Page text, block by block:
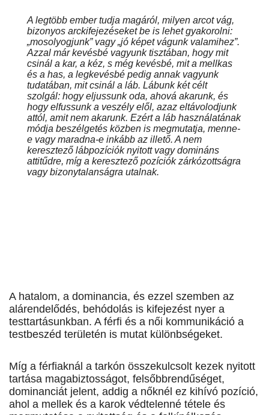
A legtöbb ember tudja magáról, milyen arcot vág,
bizonyos arckifejezéseket be is lehet gyakorolni:
„mosolyogjunk” vagy „jó képet vágunk valamihez”.
Azzal már kevésbé vagyunk tisztában, hogy mit
csinál a kar, a kéz, s még kevésbé, mit a mellkas
és a has, a legkevésbé pedig annak vagyunk
tudatában, mit csinál a láb. Lábunk két célt
szolgál: hogy eljussunk oda, ahová akarunk, és
hogy elfussunk a veszély elől, azaz eltávolodjunk
attól, amit nem akarunk. Ezért a láb használatának
módja beszélgetés közben is megmutatja, menne-
e vagy maradna-e inkább az illető. A nem
keresztező lábpozíciók nyitott vagy domináns
attitűdre, míg a keresztező pozíciók zárkózottságra
vagy bizonytalanságra utalnak.
A hatalom, a dominancia, és ezzel szemben az
alárendelődés, behódolás is kifejezést nyer a
testtartásunkban. A férfi és a női kommunikáció a
testbeszéd területén is mutat különbségeket.
Míg a fér­fiaknál a tarkón összekulcsolt kezek nyitott
tartása magabiztosságot, felsőbbrendűséget,
dominanciát jelent, addig a nőknél ez kihívó pozíció,
ahol a mellek és a karok védtelenné tétele és